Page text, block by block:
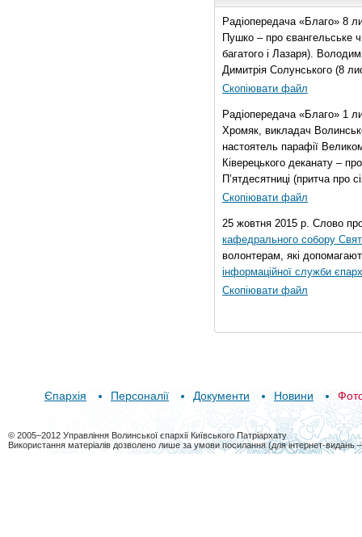
Радіопередача «Благо» 8
Пушко – про євангельське
багатого і Лазаря).
Димитрія Солунського (8
Скопіювати файл
Радіопередача «Благо» 1
Хромяк, викладач
настоятель парафії
Ківерецького деканату –
П’ятдесятниці (притча про
Скопіювати файл
25 жовтня 2015 р. Слово
кафедрального собору
волонтерам, які
інформаційної служби
Скопіювати файл
Єпархія Персоналії Документи Новини
© 2005–2012 Управління Волинської єпархії Київського Патріархату
Використання матеріалів дозволено лише за умови посилання (для інтернет-видань